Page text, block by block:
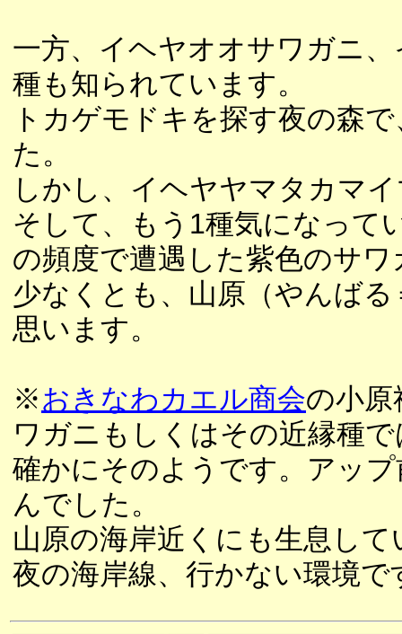
一方、イヘヤオオサワガニ
種も知られています。
トカゲモドキを探す夜の森
た。
しかし、イヘヤヤマタカマ
そして、もう1種気になって
の頻度で遭遇した紫色のサ
少なくとも、山原（やんば
思います。
※おきなわカエル商会の小
ワガニもしくはその近縁種
確かにそのようです。アッ
んでした。
山原の海岸近くにも生息し
夜の海岸線、行かない環境で